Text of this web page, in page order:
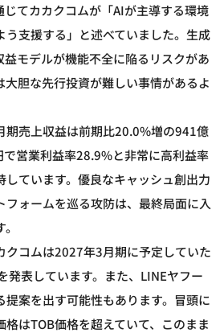
じてカカクコムが「AIが主導する環境
う支援する」と述べていました。生成
益モデルが機能不全に陥るリスクがあ
大胆な先行投資が難しい事情があるよ
期売上収益は前期比20.0%増の941億
営業利益率28.9%と非常に高利益率
しています。優良なキャッシュ創出力
フォームを巡る攻防は、最終局面に入
クコムは2027年3月期に予定していた
発表しています。また、LINEヤフー
案を出す可能性もあります。冒頭に
はTOB価格を超えていて、このまま